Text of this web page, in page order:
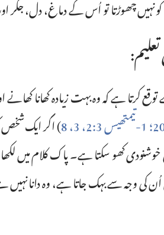
نہیں چھوڑتا تو اُس کے دماغ،‏ دل،‏
کرتا ہے کہ وہ بہت زیادہ کھانا
‏)‏ اگر ایک شخص
خوشنودی کھو سکتا ہے۔‏ پاک کلام میں
اُن کی وجہ سے بہک جاتا ہے،‏ وہ دانا